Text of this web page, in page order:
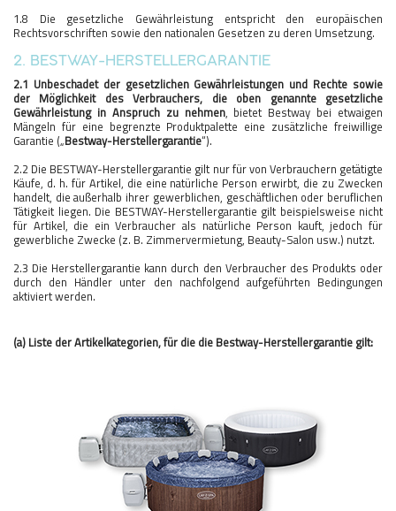
1.8 Die gesetzliche Gewährleistung entspricht den europäischen
Rechtsvorschriften sowie den nationalen Gesetzen zu deren Umsetzung.
2. BESTWAY-HERSTELLERGARANTIE
2.1 Unbeschadet der gesetzlichen Gewährleistungen und Rechte sowie
der Möglichkeit des Verbrauchers, die oben genannte gesetzliche
Gewährleistung in Anspruch zu nehmen, bietet Bestway bei etwaigen
Mängeln für eine begrenzte Produktpalette eine zusätzliche freiwillige
Garantie („Bestway-Herstellergarantie“).
2.2 Die BESTWAY-Herstellergarantie gilt nur für von Verbrauchern getätigte
Käufe, d. h. für Artikel, die eine natürliche Person erwirbt, die zu Zwecken
handelt, die außerhalb ihrer gewerblichen, geschäftlichen oder beruflichen
Tätigkeit liegen. Die BESTWAY-Herstellergarantie gilt beispielsweise nicht
für Artikel, die ein Verbraucher als natürliche Person kauft, jedoch für
gewerbliche Zwecke (z. B. Zimmervermietung, Beauty-Salon usw.) nutzt.
2.3 Die Herstellergarantie kann durch den Verbraucher des Produkts oder
durch den Händler unter den nachfolgend aufgeführten Bedingungen
aktiviert werden.
(a) Liste der Artikelkategorien, für die die Bestway-Herstellergarantie gilt: